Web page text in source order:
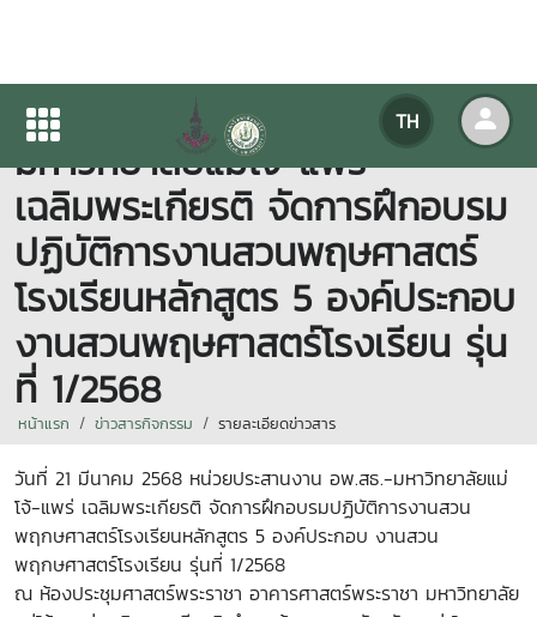
TH
หน่วยประสานงาน อพ.สธ.-
มหาวิทยาลัยแม่โจ้-แพร่
เฉลิมพระเกียรติ จัดการฝึกอบรม
ปฏิบัติการงานสวนพฤษศาสตร์
โรงเรียนหลักสูตร 5 องค์ประกอบ
งานสวนพฤษศาสตร์โรงเรียน รุ่น
ที่ 1/2568
หน้าแรก ข่าวสารกิจกรรม รายละเอียดข่าวสาร
วันที่ 21 มีนาคม 2568 หน่วยประสานงาน อพ.สธ.-มหาวิทยาลัยแม่
โจ้-แพร่ เฉลิมพระเกียรติ จัดการฝึกอบรมปฏิบัติการงานสวน
พฤกษศาสตร์โรงเรียนหลักสูตร 5 องค์ประกอบ งานสวน
พฤกษศาสตร์โรงเรียน รุ่นที่ 1/2568
ณ ห้องประชุมศาสตร์พระราชา อาคารศาสตร์พระราชา มหาวิทยาลัย